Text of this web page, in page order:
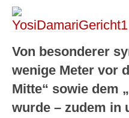
Von besonderer
wenige Meter vor
Mitte“ sowie dem
wurde – zudem in